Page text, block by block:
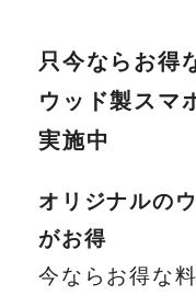
只今ならお得
ウッド製スマ
実施中
オリジナルの
がお得
今ならお得な